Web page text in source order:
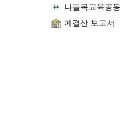
나들목교육공
예결산 보고서